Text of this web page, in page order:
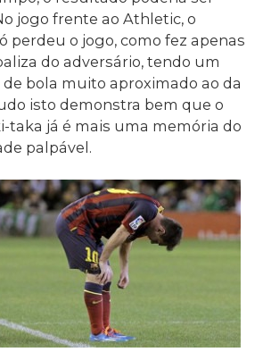
jogo frente ao Athletic, o
perdeu o jogo, como fez apenas
do adversário, tendo um
bola muito aproximado ao da
isto demonstra bem que o
taka já é mais uma memória do
palpável.